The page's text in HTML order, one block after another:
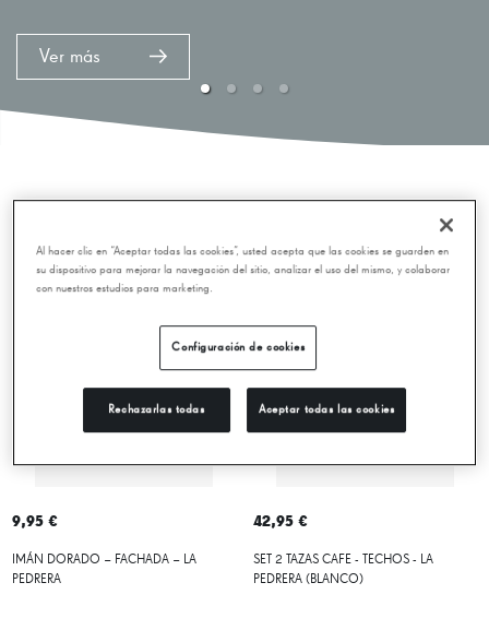
Ver más
Novedades
9,95 €
IMÁN DORADO – FACHADA – LA
PEDRERA
42,95 €
SET 2 TAZAS CAFE - TECHOS - LA
PEDRERA (BLANCO)
Al hacer clic en “Aceptar todas las cookies”, usted acepta que las cookies se guarden en
su dispositivo para mejorar la navegación del sitio, analizar el uso del mismo, y colaborar
con nuestros estudios para marketing.
Configuración de cookies
Rechazarlas todas Aceptar todas las cookies